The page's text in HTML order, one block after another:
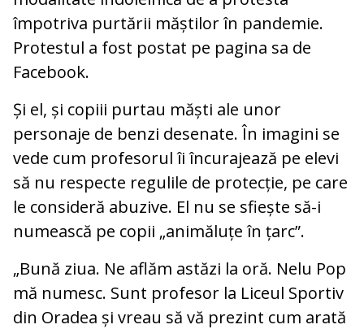
împotriva purtării măștilor în pandemie.
Protestul a fost postat pe pagina sa de
Facebook.
Și el, și copiii purtau măști ale unor
personaje de benzi desenate. În imagini se
vede cum profesorul îi încurajează pe elevi
să nu respecte regulile de protecție, pe care
le consideră abuzive. El nu se sfiește să-i
numească pe copii „animăluțe în țarc”.
„Bună ziua. Ne aflăm astăzi la oră. Nelu Pop
mă numesc. Sunt profesor la Liceul Sportiv
din Oradea și vreau să vă prezint cum arată